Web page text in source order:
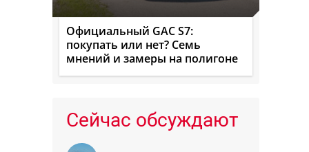
Официальный GAC S7:
покупать или нет? Семь
мнений и замеры на полигоне
Сейчас обсуждают